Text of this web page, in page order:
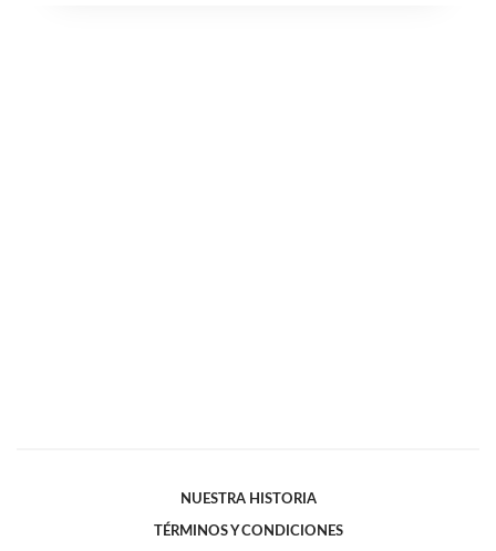
NUESTRA HISTORIA
TÉRMINOS Y CONDICIONES